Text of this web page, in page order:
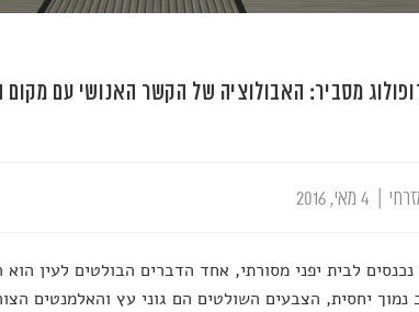
מסביר: האבולוציה של הקשר האנושי עם מקום
לבית יפני מסורתי, אחד הדברים הבולטים לעין
נמוך יחסית, הצבעים השולטים הם גוני עץ והאלמנטים